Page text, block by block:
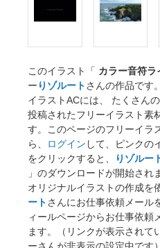
このイラスト「 カラー音符ラ
ー りゾルートさんの作品です。
イラストACには、 たくさん
投稿されたフリーイラスト素
す。このページのフリーイラ
ら、
ログイン して、ピンクの
をクリックすると、
りゾルー
」のダウンロードが開始され
オリジナルイラストの作成を
ートさんにお仕事依頼メール
ィールページからお仕事依頼
ます。（リンクが表示されて